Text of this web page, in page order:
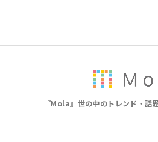
『Mola』世の中のトレンド・話